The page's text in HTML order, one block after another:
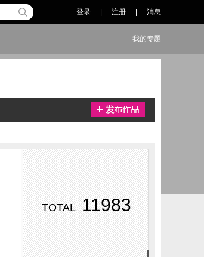
登录 注册 消息
我的专题
TOTAL11983